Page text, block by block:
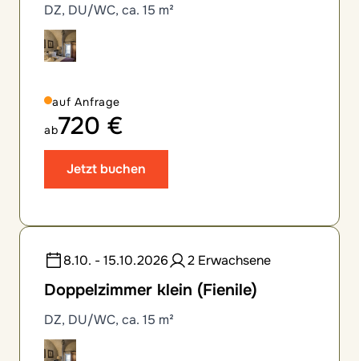
DZ, DU/WC, ca. 15 m²
auf Anfrage
ab720 €
Jetzt buchen
8.10. - 15.10.2026 2 Erwachsene
Doppelzimmer klein (Fienile)
DZ, DU/WC, ca. 15 m²